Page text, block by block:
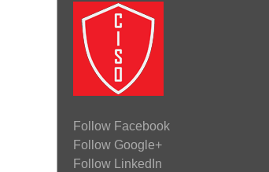
Follow Facebook
Follow Google+
Follow LinkedIn